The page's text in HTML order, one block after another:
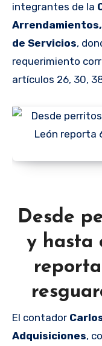
integrantes de la
de Servicios,
requerimiento
artículos 26, 30,
Desde
y hasta
El contador
Adquisiciones,